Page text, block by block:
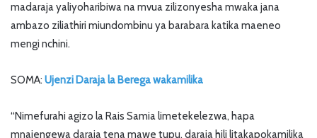
madaraja yaliyoharibiwa na mvua zilizonyesha mwaka jana
ambazo ziliathiri miundombinu ya barabara katika maeneo
mengi nchini.
SOMA: Ujenzi Daraja la Berega wakamilika
“Nimefurahi agizo la Rais Samia limetekelezwa, hapa
mnajengewa daraja tena mawe tupu, daraja hili litakapokamilika